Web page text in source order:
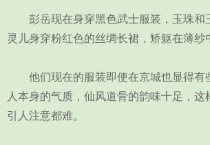
彭岳现在身穿黑色武士服装，玉珠和
灵儿身穿粉红色的丝绸长裙，矫躯在薄纱
他们现在的服装即使在京城也显得有
人本身的气质，仙风道骨的韵味十足，这
引人注意都难。